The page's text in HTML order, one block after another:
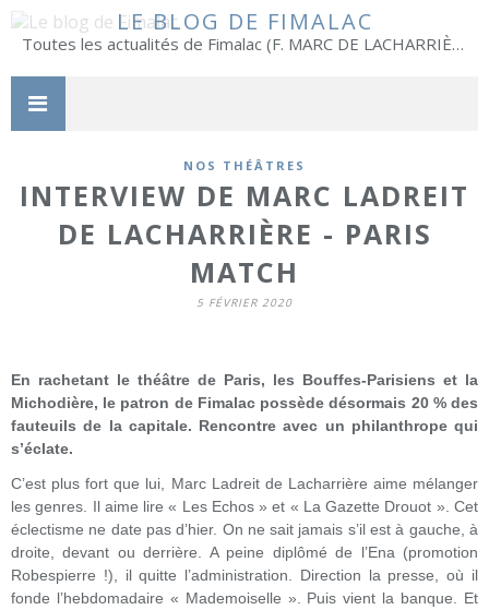
LE BLOG DE FIMALAC
Toutes les actualités de Fimalac (F. MARC DE LACHARRIÈRE)
NOS THÉÂTRES
INTERVIEW DE MARC LADREIT
DE LACHARRIÈRE - PARIS
MATCH
5 FÉVRIER 2020
En rachetant le théâtre de Paris, les Bouffes-Parisiens et la
Michodière, le patron de Fimalac possède désormais 20 % des
fauteuils de la capitale. Rencontre avec un philanthrope qui
s’éclate.
C’est plus fort que lui, Marc Ladreit de Lacharrière aime mélanger
les genres. Il aime lire « Les Echos » et « La Gazette Drouot ». Cet
éclectisme ne date pas d’hier. On ne sait jamais s’il est à gauche, à
droite, devant ou derrière. A peine diplômé de l’Ena (promotion
Robespierre !), il quitte l’administration. Direction la presse, où il
fonde l’hebdomadaire « Mademoiselle ». Puis vient la banque. Et